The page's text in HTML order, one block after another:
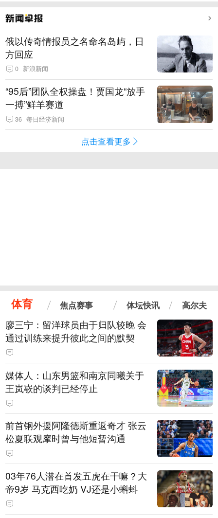
俄以传奇情报员之名命名岛屿，日
方回应
0 新浪新闻
“95后”团队全权操盘！贾国龙“放手
一搏”鲜羊赛道
36 每日经济新闻
点击查看更多
体育 焦点赛事 体坛快讯 高尔夫
廖三宁：留洋球员由于归队较晚 会
通过训练来提升彼此之间的默契
媒体人：山东男篮和南京同曦关于
王岚嵚的谈判已经停止
前首钢外援阿隆德斯重返奇才 张云
松夏联观摩时曾与他短暂沟通
03年76人潜在首发五虎在干嘛？大
帝9岁 马克西吃奶 VJ还是小蝌蚪